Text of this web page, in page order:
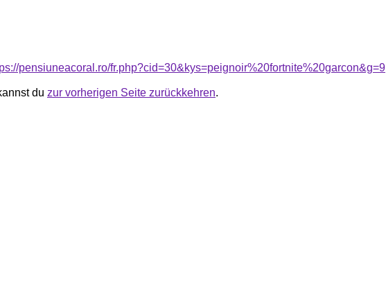
pensiuneacoral.ro/fr.php?cid=30&kys=peignoir%20fortnite%20garcon&g=9
du zur vorherigen Seite zurückkehren.